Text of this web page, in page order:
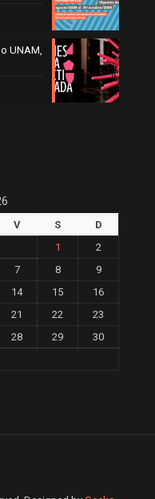
UNAM,
V S
D
1
2
7 8
9
14 15
16
21 22
23
28 29
30